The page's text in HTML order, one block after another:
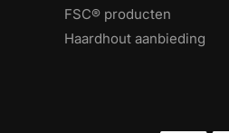
FSC® producten
Haardhout aanbieding